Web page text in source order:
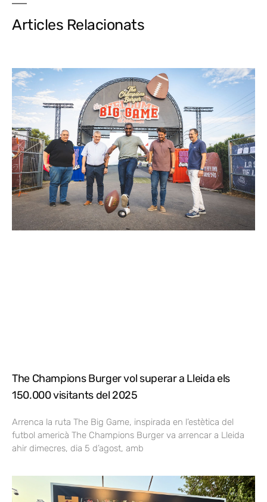
Articles Relacionats
The Champions Burger vol superar a Lleida els
150.000 visitants del 2025
Arrenca la ruta The Big Game, inspirada en l’estètica del
futbol americà The Champions Burger va arrencar a Lleida
ahir dimecres, dia 5 d’agost, amb